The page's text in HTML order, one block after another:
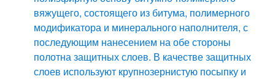
вяжущего, состоящего из битума, полимерного
модификатора и минерального наполнителя, с
последующим нанесением на обе стороны
полотна защитных слоев. В качестве защитных
слоев используют крупнозернистую посыпку и